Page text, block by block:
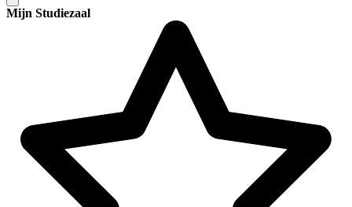
Mijn Studiezaal